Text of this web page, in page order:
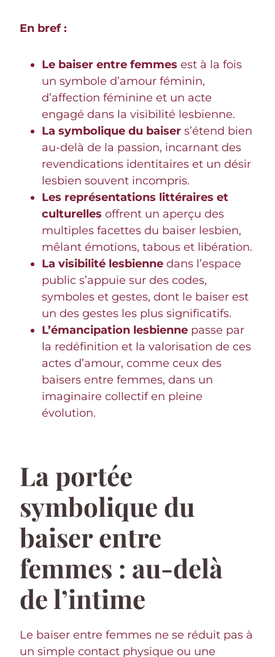
En bref :
Le baiser entre femmes est à la fois
un symbole d’amour féminin,
d’affection féminine et un acte
engagé dans la visibilité lesbienne.
La symbolique du baiser s’étend bien
au-delà de la passion, incarnant des
revendications identitaires et un désir
lesbien souvent incompris.
Les représentations littéraires et
culturelles offrent un aperçu des
multiples facettes du baiser lesbien,
mêlant émotions, tabous et libération.
La visibilité lesbienne dans l’espace
public s’appuie sur des codes,
symboles et gestes, dont le baiser est
un des gestes les plus significatifs.
L’émancipation lesbienne passe par
la redéfinition et la valorisation de ces
actes d’amour, comme ceux des
baisers entre femmes, dans un
imaginaire collectif en pleine
évolution.
La portée
symbolique du
baiser entre
femmes : au-delà
de l’intime
Le baiser entre femmes ne se réduit pas à
un simple contact physique ou une